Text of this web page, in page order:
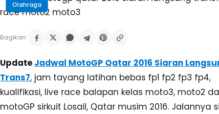
Olahraga
Bagikan:
Update Jadwal MotoGP Qatar 2016 Siaran
Trans7, jam tayang latihan bebas fp1 fp2 fp3 fp4,
kualifikasi, live race balapan kelas moto3, moto2
motoGP sirkuit Losail, Qatar musim 2016. Jalannya